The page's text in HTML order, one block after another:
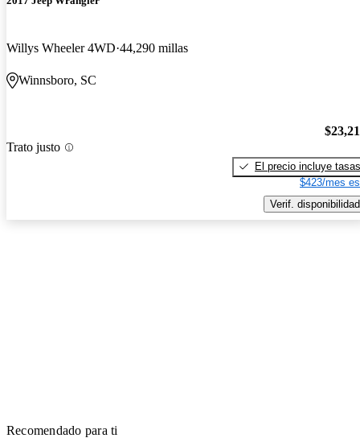
Willys Wheeler 4WD 44,290 millas
Winnsboro, SC
Trato justo
El precio incluye tasas
$423/mes
Verif. disponibilidad
Recomendado para ti